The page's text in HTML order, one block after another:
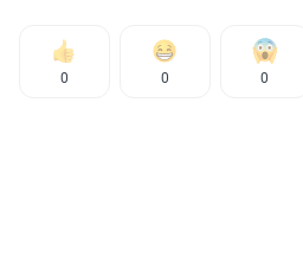
0 0 0